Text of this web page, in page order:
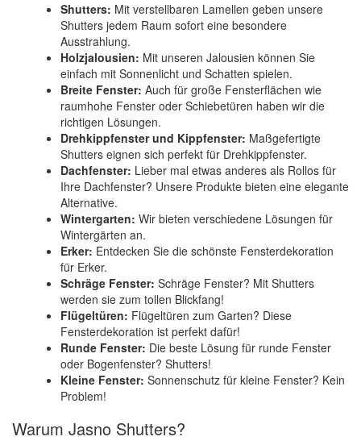
Shutters: Mit verstellbaren Lamellen geben unsere
Shutters jedem Raum sofort eine besondere
Ausstrahlung.
Holzjalousien: Mit unseren Jalousien können Sie
einfach mit Sonnenlicht und Schatten spielen.
Breite Fenster: Auch für große Fensterflächen wie
raumhohe Fenster oder Schiebetüren haben wir die
richtigen Lösungen.
Drehkippfenster und Kippfenster: Maßgefertigte
Shutters eignen sich perfekt für Drehkippfenster.
Dachfenster: Lieber mal etwas anderes als Rollos für
Ihre Dachfenster? Unsere Produkte bieten eine elegante
Alternative.
Wintergarten: Wir bieten verschiedene Lösungen für
Wintergärten an.
Erker: Entdecken Sie die schönste Fensterdekoration
für Erker.
Schräge Fenster: Schräge Fenster? Mit Shutters
werden sie zum tollen Blickfang!
Flügeltüren: Flügeltüren zum Garten? Diese
Fensterdekoration ist perfekt dafür!
Runde Fenster: Die beste Lösung für runde Fenster
oder Bogenfenster? Shutters!
Kleine Fenster: Sonnenschutz für kleine Fenster? Kein
Problem!
Warum Jasno Shutters?